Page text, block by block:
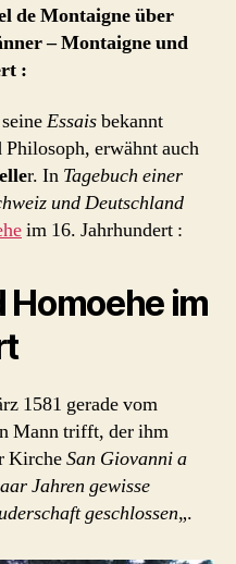
de Montaigne über
– Montaigne und
:
Essaisbekannt
erwähnt auch
r. In Tagebuch einer
und Deutschland
im 16. Jahrhundert :
im
1581 gerade vom
Mann trifft, der ihm
KircheSan Giovanni a
Jahren gewisse
geschlossen„.